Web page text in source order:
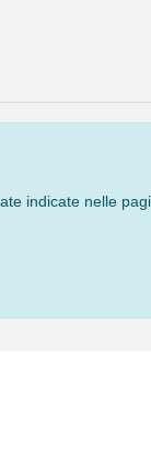
indicate nelle